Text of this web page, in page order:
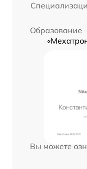
Образование
Вы можете